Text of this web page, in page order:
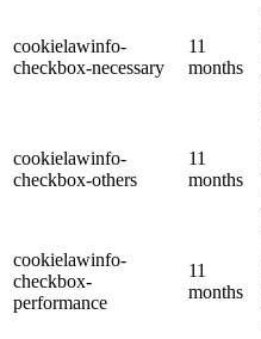
cookielawinfo-
checkbox-necessary
11
months
cookielawinfo-
checkbox-others
11
months
cookielawinfo-
checkbox-
performance
11
months